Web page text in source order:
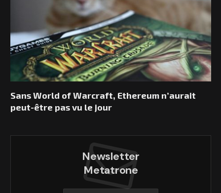
Sans World of Warcraft, Ethereum n’aurait
peut-être pas vu le jour
Newsletter
Metatrone